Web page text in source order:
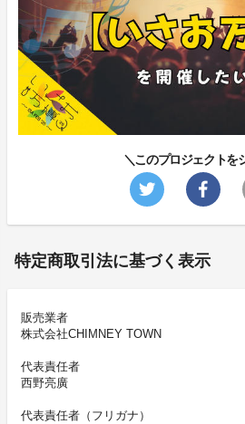
＼このプロジェクトを
特定商取引法に基づく表示
販売業者
株式会社CHIMNEY TOWN
代表責任者
西野亮廣
代表責任者（フリガナ）